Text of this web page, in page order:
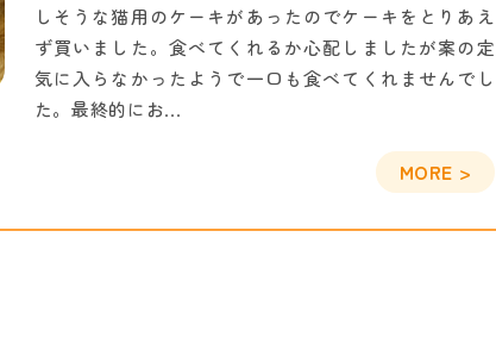
しそうな猫用のケーキがあったのでケーキをとりあえ
ず買いました。食べてくれるか心配しましたが案の定
気に入らなかったようで一口も食べてくれませんでし
た。最終的にお...